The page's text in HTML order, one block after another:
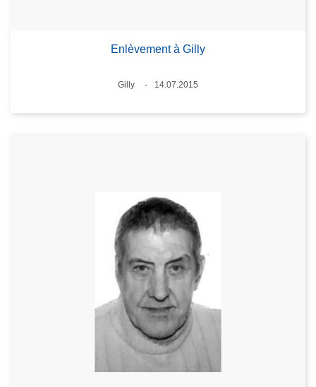
Enlèvement à Gilly
Standort
Gilly
14.07.2015